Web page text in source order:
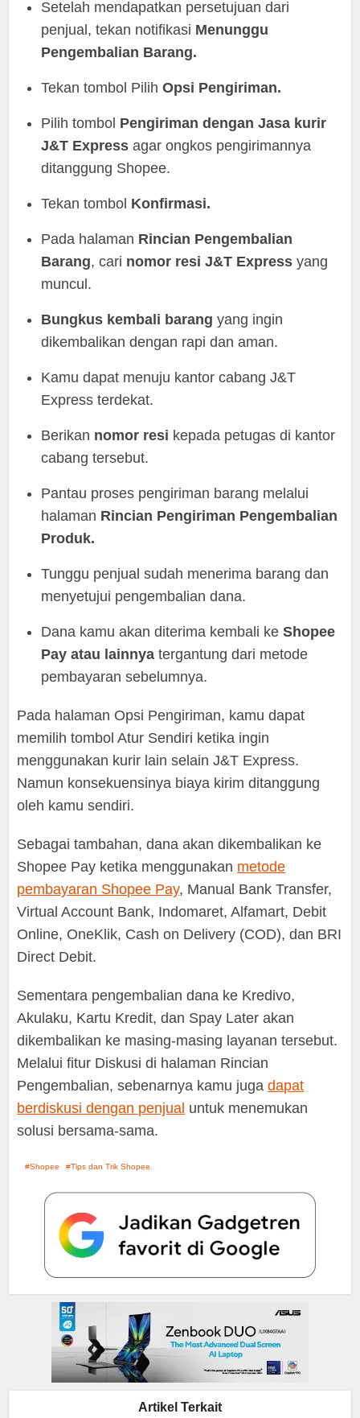
Setelah mendapatkan persetujuan dari
penjual, tekan notifikasi Menunggu
Pengembalian Barang.
Tekan tombol PilihOpsi Pengiriman.
Pilih tombol Pengiriman dengan Jasa kurir
J&T Expressagar ongkos pengirimannya
ditanggung Shopee.
Tekan tombol Konfirmasi.
Pada halaman Rincian Pengembalian
Barang, cari nomor resi J&T Expressyang
muncul.
Bungkus kembali barang yang ingin
dikembalikan dengan rapi dan aman.
Kamu dapat menuju kantor cabang J&T
Express terdekat.
Berikan nomor resi kepada petugas di kantor
cabang tersebut.
Pantau proses pengiriman barang melalui
halaman Rincian Pengiriman Pengembalian
Produk.
Tunggu penjual sudah menerima barang dan
menyetujui pengembalian dana.
Dana kamu akan diterima kembali keShopee
Pay atau lainnyatergantung dari metode
pembayaran sebelumnya.
Pada halaman Opsi Pengiriman, kamu dapat
memilih tombol Atur Sendiri ketika ingin
menggunakan kurir lain selain J&T Express.
Namun konsekuensinya biaya kirim ditanggung
oleh kamu sendiri.
Sebagai tambahan, dana akan dikembalikan ke
Shopee Pay ketika menggunakan metode
pembayaran Shopee Pay, Manual Bank Transfer,
Virtual Account Bank, Indomaret, Alfamart, Debit
Online, OneKlik, Cash on Delivery (COD), dan BRI
Direct Debit.
Sementara pengembalian dana ke Kredivo,
Akulaku, Kartu Kredit, dan Spay Later akan
dikembalikan ke masing-masing layanan tersebut.
Melalui fitur Diskusi di halaman Rincian
Pengembalian, sebenarnya kamu jugadapat
berdiskusi dengan penjual untuk menemukan
solusi bersama-sama.
Shopee Tips dan Trik Shopee
Artikel Terkait